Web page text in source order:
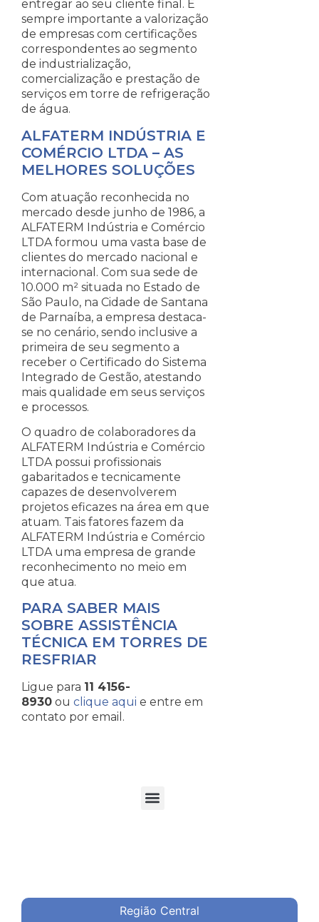
entregar ao seu cliente final. É
sempre importante a valorização
de empresas com certificações
correspondentes ao segmento
de industrialização,
comercialização e prestação de
serviços em torre de refrigeração
de água.
ALFATERM INDÚSTRIA E
COMÉRCIO LTDA – AS
MELHORES SOLUÇÕES
Com atuação reconhecida no
mercado desde junho de 1986, a
ALFATERM Indústria e Comércio
LTDA formou uma vasta base de
clientes do mercado nacional e
internacional. Com sua sede de
10.000 m² situada no Estado de
São Paulo, na Cidade de Santana
de Parnaíba, a empresa destaca-
se no cenário, sendo inclusive a
primeira de seu segmento a
receber o Certificado do Sistema
Integrado de Gestão, atestando
mais qualidade em seus serviços
e processos.
O quadro de colaboradores da
ALFATERM Indústria e Comércio
LTDA possui profissionais
gabaritados e tecnicamente
capazes de desenvolverem
projetos eficazes na área em que
atuam. Tais fatores fazem da
ALFATERM Indústria e Comércio
LTDA uma empresa de grande
reconhecimento no meio em
que atua.
PARA SABER MAIS
SOBRE ASSISTÊNCIA
TÉCNICA EM TORRES DE
RESFRIAR
Ligue para 11 4156-
8930 ou clique aqui e entre em
contato por email.
Região Central